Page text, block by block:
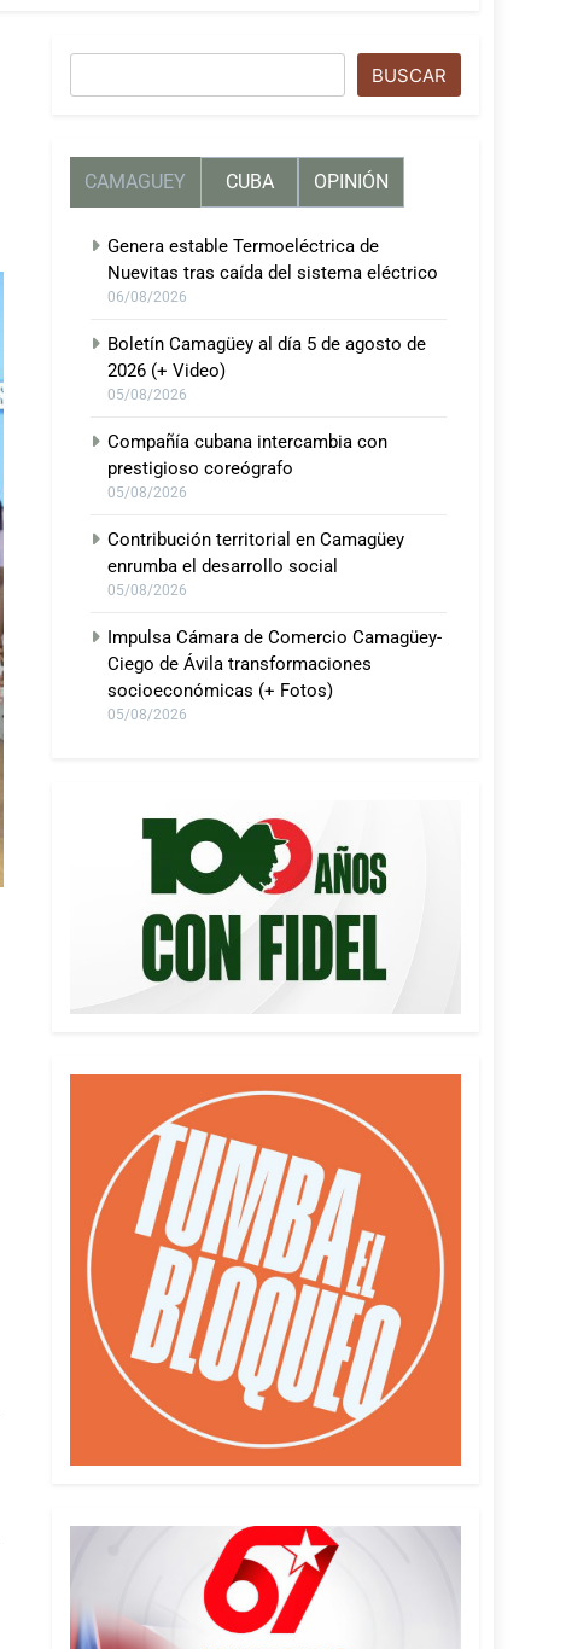
BUSCAR
CAMAGUEY CUBA OPINIÓN
Genera estable Termoeléctrica de
Nuevitas tras caída del sistema eléctrico
06/08/2026
Boletín Camagüey al día 5 de agosto de
2026 (+ Video)
05/08/2026
Compañía cubana intercambia con
prestigioso coreógrafo
05/08/2026
Contribución territorial en Camagüey
enrumba el desarrollo social
05/08/2026
Impulsa Cámara de Comercio Camagüey-
Ciego de Ávila transformaciones
socioeconómicas (+ Fotos)
05/08/2026